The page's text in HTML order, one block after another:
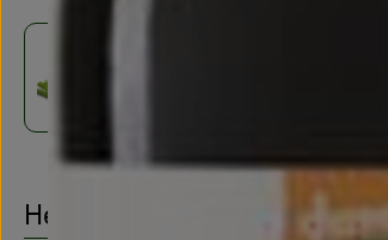
Herkunft